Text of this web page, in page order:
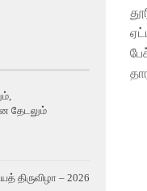
தேடலும்
திருவிழா – 2026